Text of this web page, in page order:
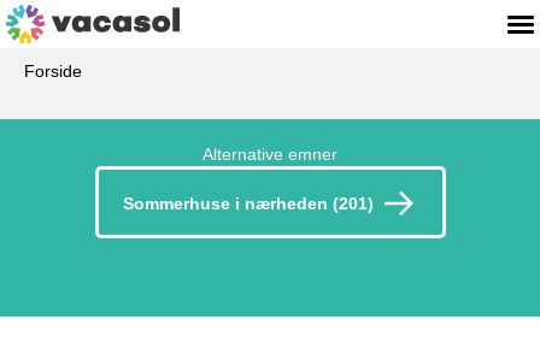
Forside
Alternative emner
Sommerhuse i nærheden (201)